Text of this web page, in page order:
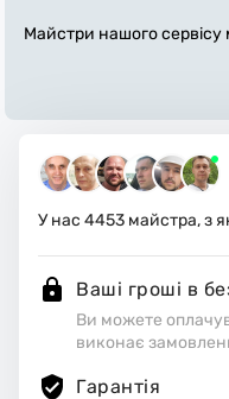
Майстри нашого сервісу
ний досвід у
У нас 4453 майстра, з
Ваші гроші в
Ви можете
виконає
Гарантія